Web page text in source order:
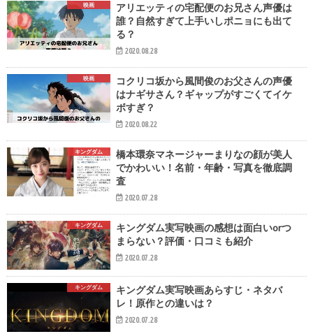
映画
アリエッティの宅配便のお兄さん声優は
誰？自然すぎて上手いしポニョにも出て
る？
2020.08.28
映画
コクリコ坂から風間俊のお父さんの声優
はナギサさん？ギャップがすごくてイケ
ボすぎ？
2020.08.22
キングダム
橋本環奈マネージャーまりなの顔が美人
でかわいい！名前・年齢・写真を徹底調
査
2020.07.28
キングダム
キングダム実写映画の感想は面白いorつ
まらない？評価・口コミも紹介
2020.07.28
キングダム
キングダム実写映画あらすじ・ネタバ
レ！原作との違いは？
2020.07.28